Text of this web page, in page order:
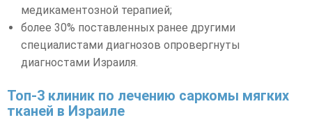
медикаментозной терапией;
более 30% поставленных ранее другими
специалистами диагнозов опровергнуты
диагностами Израиля.
Топ-3 клиник по лечению саркомы мягких
тканей в Израиле